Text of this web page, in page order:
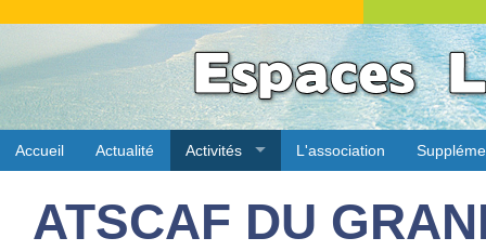
Accueil Actualité Activités L'association
ATSCAF DU